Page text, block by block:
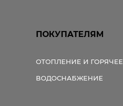
ПОКУПАТЕЛЯМ
ОТОПЛЕНИЕ И ГОРЯЧЕЕ
ВОДОСНАБЖЕНИЕ